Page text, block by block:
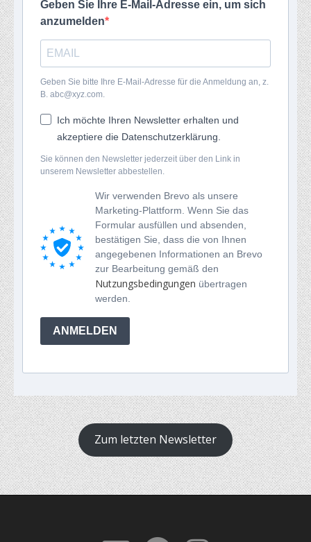
Geben Sie Ihre E-Mail-Adresse ein, um sich
anzumelden
Geben Sie bitte Ihre E-Mail-Adresse für die Anmeldung an, z.
B. abc@xyz.com.
Ich möchte Ihren Newsletter erhalten und
akzeptiere die Datenschutzerklärung.
Sie können den Newsletter jederzeit über den Link in
unserem Newsletter abbestellen.
Wir verwenden Brevo als unsere
Marketing-Plattform. Wenn Sie das
Formular ausfüllen und absenden,
bestätigen Sie, dass die von Ihnen
angegebenen Informationen an Brevo
zur Bearbeitung gemäß den
Nutzungsbedingungen übertragen
werden.
ANMELDEN
Zum letzten Newsletter